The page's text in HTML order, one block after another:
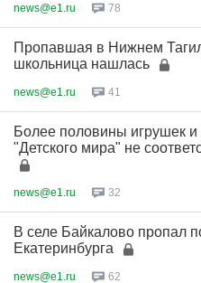
news@e1.ru 78
Пропавшая в Нижнем
школьница нашлась
news@e1.ru 41
Более половины игрушек
"Детского мира" не
news@e1.ru 32
В селе Байкалово пропал
Екатеринбурга
news@e1.ru 62